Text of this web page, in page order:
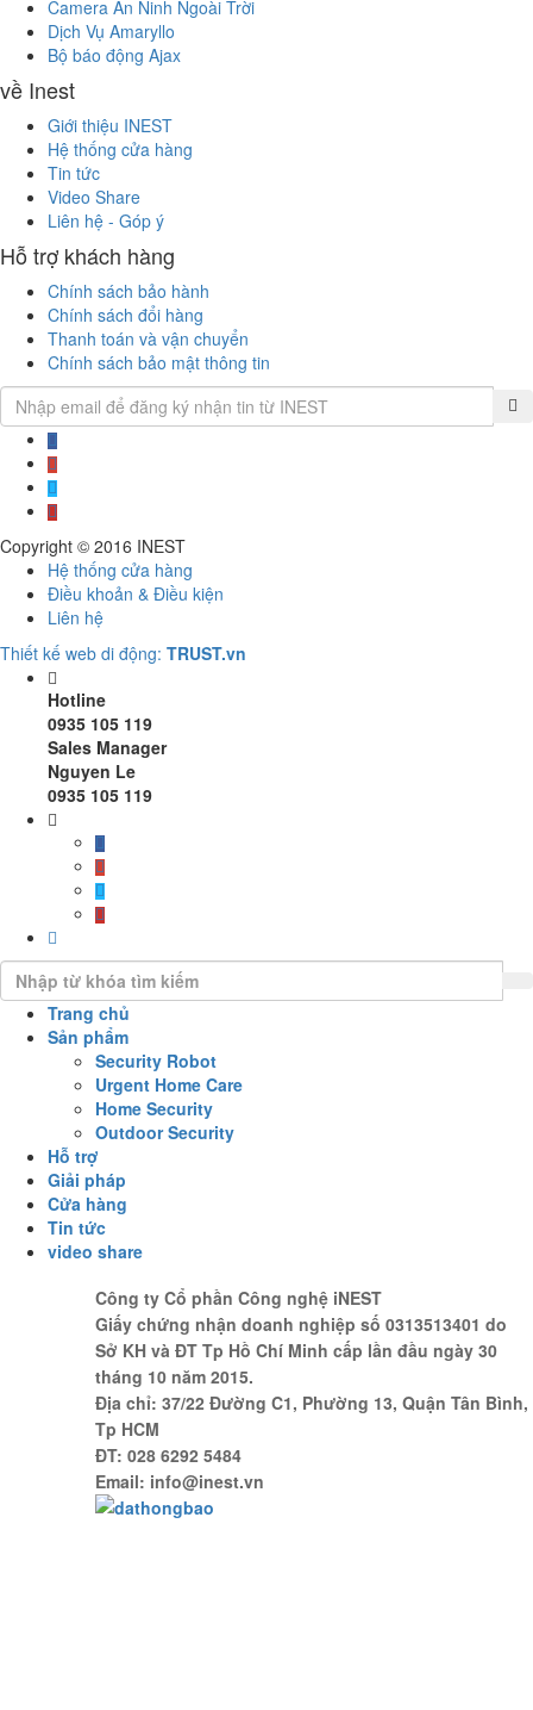
Camera An Ninh Ngoài Trời
Dịch Vụ Amaryllo
Bộ báo động Ajax
về Inest
Giới thiệu INEST
Hệ thống cửa hàng
Tin tức
Video Share
Liên hệ - Góp ý
Hỗ trợ khách hàng
Chính sách bảo hành
Chính sách đổi hàng
Thanh toán và vận chuyển
Chính sách bảo mật thông tin
Copyright © 2016 INEST
Hệ thống cửa hàng
Điều khoản & Điều kiện
Liên hệ
Thiết kế web di động: TRUST.vn
Hotline
0935 105 119
Sales Manager
Nguyen Le
0935 105 119
Trang chủ
Sản phẩm
Security Robot
Urgent Home Care
Home Security
Outdoor Security
Hỗ trợ
Giải pháp
Cửa hàng
Tin tức
video share
Công ty Cổ phần Công nghệ iNEST
Giấy chứng nhận doanh nghiệp số 0313513401 do
Sở KH và ĐT Tp Hồ Chí Minh cấp lần đầu ngày 30
tháng 10 năm 2015.
Địa chỉ: 37/22 Đường C1, Phường 13, Quận Tân Bình,
Tp HCM
ĐT: 028 6292 5484
Email: info@inest.vn